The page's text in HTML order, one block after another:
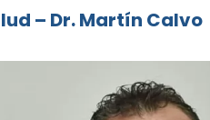
– Dr. Martín Calvo